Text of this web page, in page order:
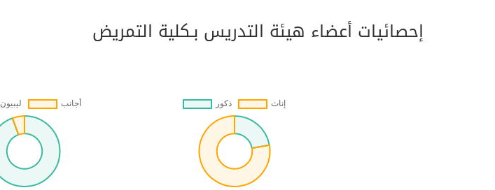
إحصائيات أعضاء هيئة التدريس بـكلية التمريض